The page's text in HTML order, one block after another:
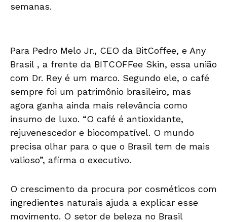
semanas.
Para Pedro Melo Jr., CEO da BitCoffee, e Any
Brasil , a frente da BITCOFFee Skin, essa união
com Dr. Rey é um marco. Segundo ele, o café
sempre foi um patrimônio brasileiro, mas
agora ganha ainda mais relevância como
insumo de luxo. “O café é antioxidante,
rejuvenescedor e biocompatível. O mundo
precisa olhar para o que o Brasil tem de mais
valioso”, afirma o executivo.
O crescimento da procura por cosméticos com
ingredientes naturais ajuda a explicar esse
movimento. O setor de beleza no Brasil